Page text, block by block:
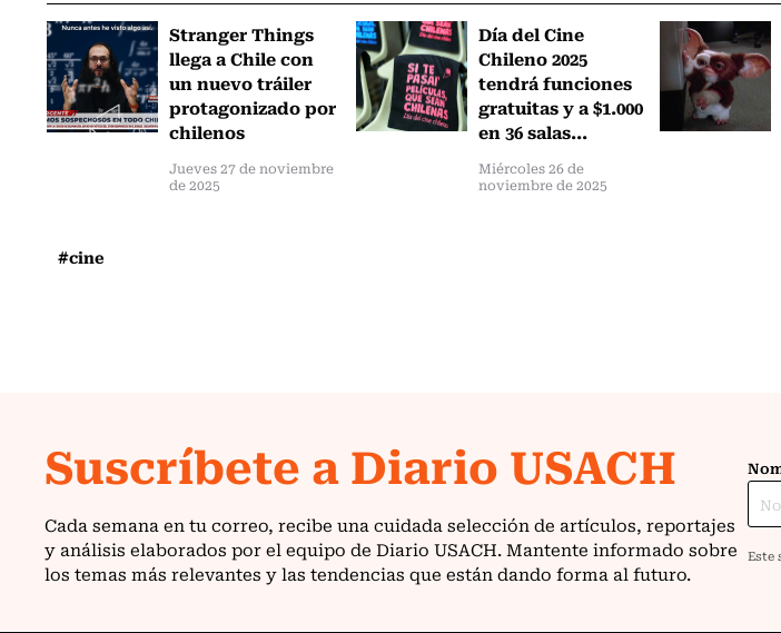
Stranger Things
llega a Chile con
un nuevo tráiler
protagonizado por
chilenos
Jueves 27 de noviembre
de 2025
Día del Cine
Chileno 2025
tendrá funciones
gratuitas y a $1.000
en 36 salas...
Miércoles 26 de
noviembre de 2025
#cine